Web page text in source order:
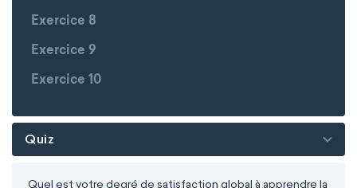
Exercice 8
Exercice 9
Exercice 10
Quiz
Quel est votre degré de satisfaction global à apprendre la